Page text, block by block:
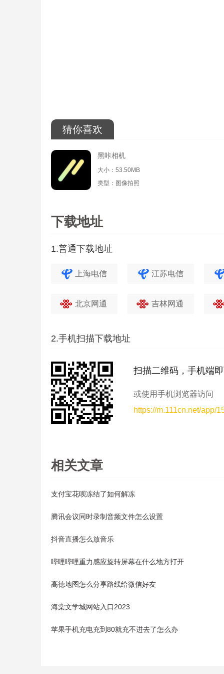
猜你喜欢
黑咔相机
大小：53.50MB
类型：图像拍照
下载地址
1.普通下载地址
上海电信 江苏电信
北京网通 吉林网通
2.手机扫描下载地址
扫描二维码，手机端
或使用手机浏览器访问
https://m.111cn.net/app/
相关文章
支付宝花呗冻结了如何解冻
腾讯会议同时录制音频文件怎么设置
抖音直播怎么放音乐
哔哩哔哩重力感应旋转屏幕在什么地方打开
高德地图怎么分享路线给微信好友
海棠文学城网站入口2023
苹果手机充电充到80就充不进去了怎么办